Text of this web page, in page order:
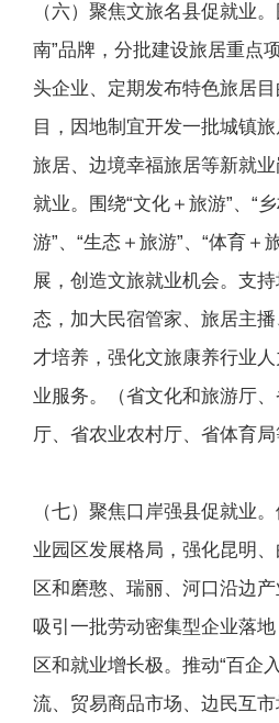
（六）聚焦文旅名县促就业
南”品牌，分批建设旅居重点
头企业、定期发布特色旅居
目，因地制宜开发一批城镇
旅居、边境幸福旅居等新就
就业。围绕“文化＋旅游”、“
游”、“生态＋旅游”、“体育＋
展，创造文旅就业机会。支持
态，加大民宿管家、旅居主
才培养，强化文旅康养行业
业服务。（省文化和旅游厅
厅、省农业农村厅、省体育局
（七）聚焦口岸强县促就业
业园区发展格局，强化昆明
区和磨憨、瑞丽、河口沿边
吸引一批劳动密集型企业落
区和就业增长极。推动“百企
流、贸易商品市场、边民互